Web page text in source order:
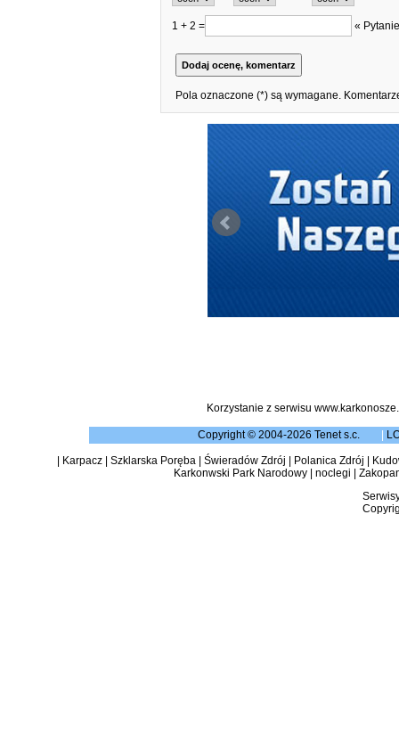
1 + 2 = «
Pola oznaczone (*) są wymagane.
Korzystanie z serwisu
Copyright © 2004-2026 Tenet s.c.
Karpacz| Szklarska Poręba| Świeradów Zdrój Polanica Zdrój
Karkonwski Park Narodowy| noclegi